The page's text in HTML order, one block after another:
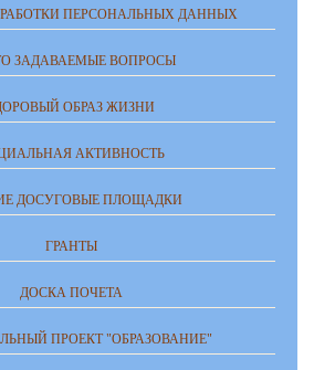
ПЕРСОНАЛЬНЫХ ДАННЫХ
ЗАДАВАЕМЫЕ ВОПРОСЫ
ОБРАЗ ЖИЗНИ
АКТИВНОСТЬ
ДОСУГОВЫЕ ПЛОЩАДКИ
ГРАНТЫ
ДОСКА ПОЧЕТА
ПРОЕКТ "ОБРАЗОВАНИЕ"